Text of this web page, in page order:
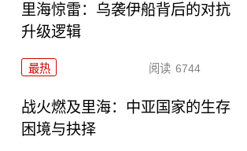
里海惊雷：乌袭伊船背后的对抗
升级逻辑
最热 阅读 6744
战火燃及里海：中亚国家的生存
困境与抉择